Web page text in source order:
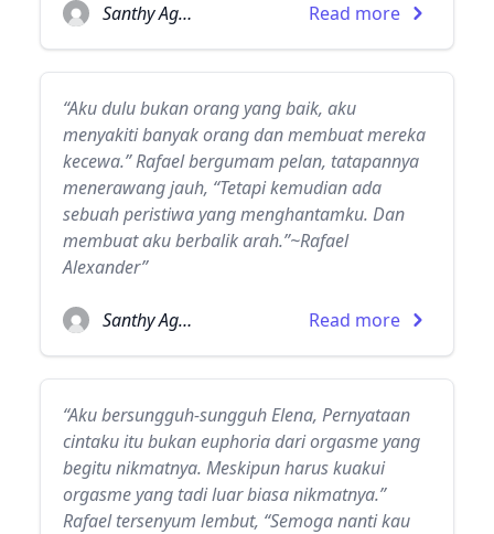
Santhy Agatha Read more
“Aku dulu bukan orang yang baik, aku
menyakiti banyak orang dan membuat mereka
kecewa.” Rafael bergumam pelan, tatapannya
menerawang jauh, “Tetapi kemudian ada
sebuah peristiwa yang menghantamku. Dan
membuat aku berbalik arah.”~Rafael
Alexander”
Santhy Agatha Read more
“Aku bersungguh-sungguh Elena, Pernyataan
cintaku itu bukan euphoria dari orgasme yang
begitu nikmatnya. Meskipun harus kuakui
orgasme yang tadi luar biasa nikmatnya.”
Rafael tersenyum lembut, “Semoga nanti kau